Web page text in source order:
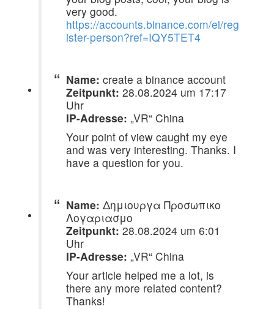
very good.
https://accounts.binance.com/el/reg
ister-person?ref=IQY5TET4
Name: create a binance account
Zeitpunkt: 28.08.2024 um 17:17
Uhr
IP-Adresse: „VR“ China
Your point of view caught my eye
and was very interesting. Thanks. I
have a question for you.
Name: Δημιουργα Προσωπικο
Λογαριασμο
Zeitpunkt: 28.08.2024 um 6:01
Uhr
IP-Adresse: „VR“ China
Your article helped me a lot, is
there any more related content?
Thanks!